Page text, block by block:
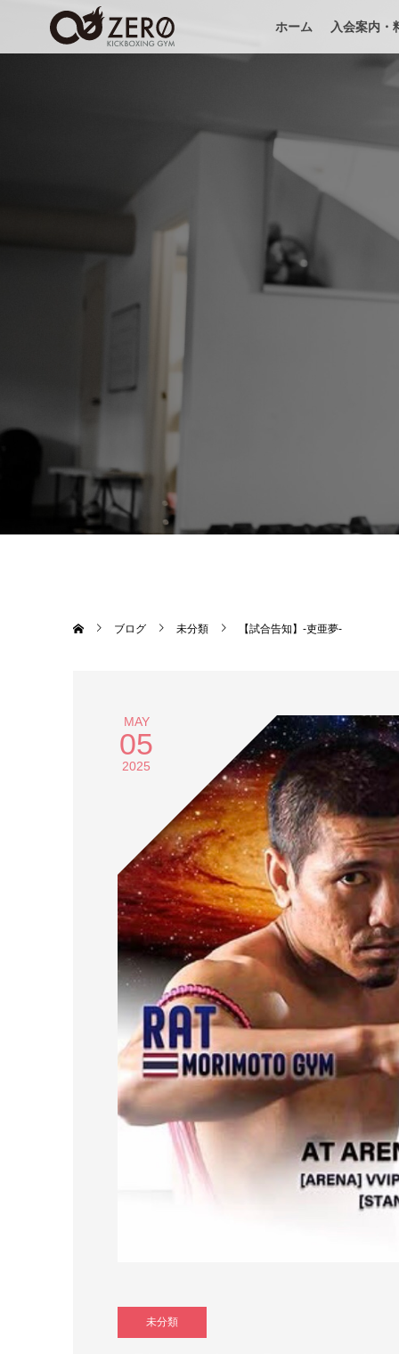
ホーム 入会案内・
ブログ 未分類 【試合告知】-吏亜夢-
MAY
05
2025
未分類